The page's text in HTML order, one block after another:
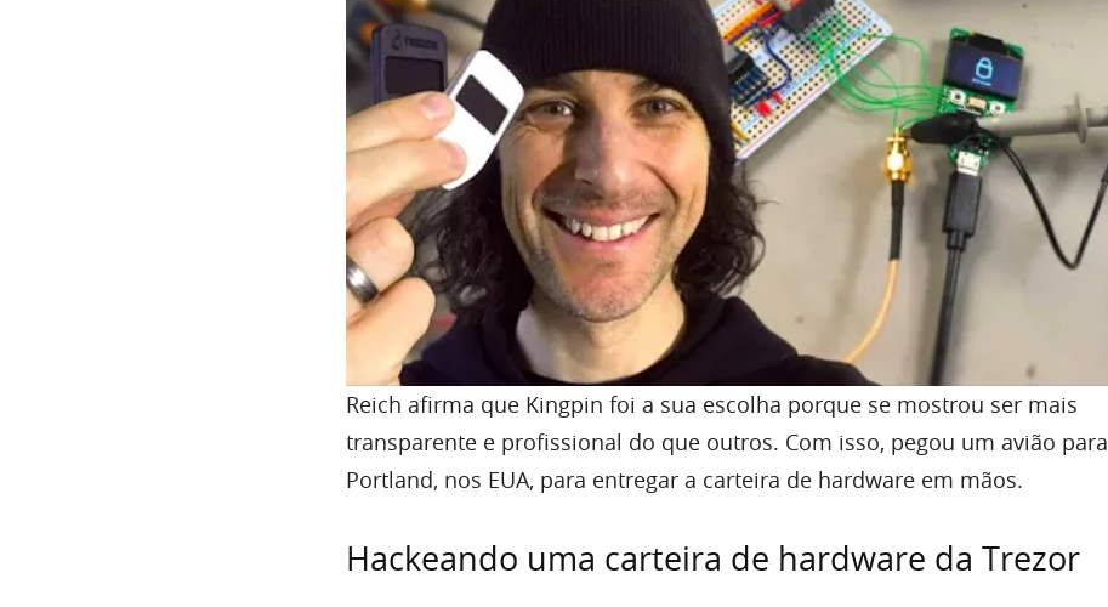
Reich afirma que Kingpin foi a sua escolha porque se mostrou ser mais
transparente e profissional do que outros. Com isso, pegou um avião para
Portland, nos EUA, para entregar a carteira de hardware em mãos.
Hackeando uma carteira de hardware da Trezor